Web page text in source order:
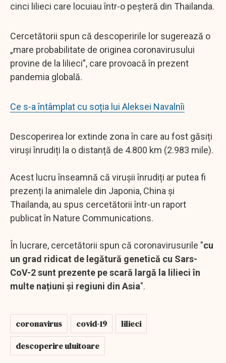
cinci lilieci care locuiau într-o peșteră din Thailanda.
Cercetătorii spun că descoperirile lor sugerează o
„mare probabilitate de originea coronavirusului
provine de la lilieci”, care provoacă în prezent
pandemia globală.
Ce s-a întâmplat cu soția lui Aleksei Navalnîi
Descoperirea lor extinde zona în care au fost găsiți
viruși înrudiți la o distanță de 4.800 km (2.983 mile).
Acest lucru înseamnă că virușii înrudiți ar putea fi
prezenți la animalele din Japonia, China și
Thailanda, au spus cercetătorii într-un raport
publicat în Nature Communications.
În lucrare, cercetătorii spun că coronavirusurile "cu
un grad ridicat de legătură genetică cu Sars-
CoV-2 sunt prezente pe scară largă la lilieci în
multe națiuni și regiuni din Asia".
coronavirus covid-19
lilieci
descoperire uluitoare